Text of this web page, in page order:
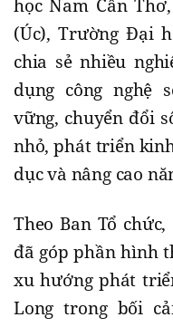
học Nam Cần
(Úc), Trường Đại
chia sẻ nhiều
dụng công nghệ
vững, chuyển đổi
nhỏ, phát triển
dục và nâng cao
Theo Ban Tổ
đã góp phần hình
xu hướng phát
Long trong bối